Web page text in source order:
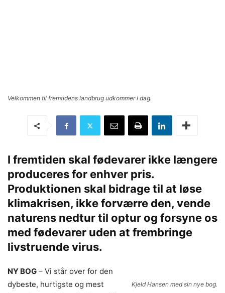
Velkommen til fremtidens landbrug udkommer i dag.
I fremtiden skal fødevarer ikke længere
produceres for enhver pris.
Produktionen skal bidrage til at løse
klimakrisen, ikke forværre den, vende
naturens nedtur til optur og forsyne os
med fødevarer uden at frembringe
livstruende virus.
Kjeld Hansen med sin nye bog.
NY BOG – Vi står over for den
dybeste, hurtigste og mest